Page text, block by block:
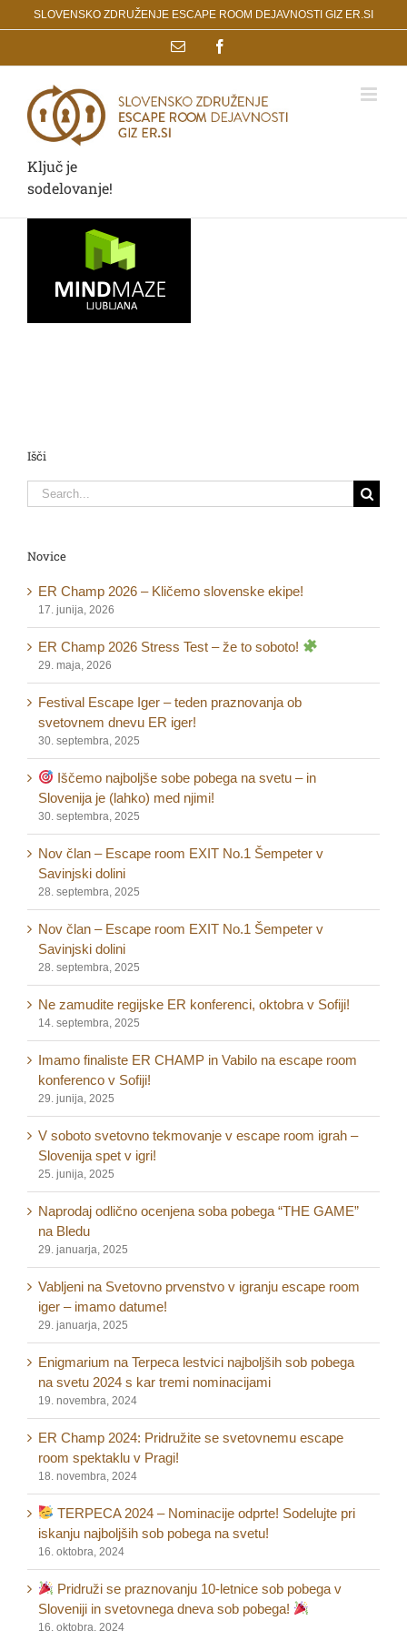
to
SLOVENSKO ZDRUŽENJE ESCAPE ROOM DEJAVNOSTI GIZ ER.SI
Email
Ključ je
sodelovanje!
Išči
Search
for:
Novice
ER Champ 2026 – Kličemo slovenske ekipe!
17. junija, 2026
ER Champ 2026 Stress Test – že to soboto!
29. maja, 2026
Festival Escape Iger – teden praznovanja ob
svetovnem dnevu ER iger!
30. septembra, 2025
Iščemo najboljše sobe pobega na svetu – in
Slovenija je (lahko) med njimi!
30. septembra, 2025
Nov član – Escape room EXIT No.1 Šempeter v
Savinjski dolini
28. septembra, 2025
Nov član – Escape room EXIT No.1 Šempeter v
Savinjski dolini
28. septembra, 2025
Ne zamudite regijske ER konferenci, oktobra v Sofiji!
14. septembra, 2025
Imamo finaliste ER CHAMP in Vabilo na escape room
konferenco v Sofiji!
29. junija, 2025
V soboto svetovno tekmovanje v escape room igrah –
Slovenija spet v igri!
25. junija, 2025
Naprodaj odlično ocenjena soba pobega “THE GAME”
na Bledu
29. januarja, 2025
Vabljeni na Svetovno prvenstvo v igranju escape room
iger – imamo datume!
29. januarja, 2025
Enigmarium na Terpeca lestvici najboljših sob pobega
na svetu 2024 s kar tremi nominacijami
19. novembra, 2024
ER Champ 2024: Pridružite se svetovnemu escape
room spektaklu v Pragi!
18. novembra, 2024
TERPECA 2024 – Nominacije odprte! Sodelujte pri
iskanju najboljših sob pobega na svetu!
16. oktobra, 2024
Pridruži se praznovanju 10-letnice sob pobega v
Sloveniji in svetovnega dneva sob pobega!
16. oktobra, 2024